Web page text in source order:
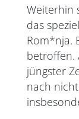
Weiterhin
das
Rom*nja.
betroffen.
jüngster
nach